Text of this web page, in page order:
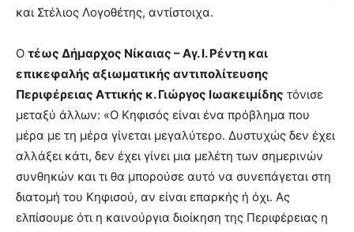
και Στέλιος Λογοθέτης, αντίστοιχα.
Ο τέως Δήμαρχος Νίκαιας – Αγ. Ι. Ρέντη και
επικεφαλής αξιωματικής αντιπολίτευσης
Περιφέρειας Αττικής κ. Γιώργος Ιωακειμίδης τόνισε
μεταξύ άλλων: «Ο Κηφισός είναι ένα πρόβλημα που
μέρα με τη μέρα γίνεται μεγαλύτερο. Δυστυχώς δεν έχει
αλλάξει κάτι, δεν έχει γίνει μια μελέτη των σημερινών
συνθηκών και τι θα μπορούσε αυτό να συνεπάγεται στη
διατομή του Κηφισού, αν είναι επαρκής ή όχι. Ας
ελπίσουμε ότι η καινούργια διοίκηση της Περιφέρειας η